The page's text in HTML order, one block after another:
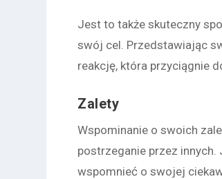
Jest to także skuteczny
swój cel. Przedstawiając
reakcję, która przyciągnie
Zalety
Wspominanie o swoich
postrzeganie przez
wspomnieć o swojej